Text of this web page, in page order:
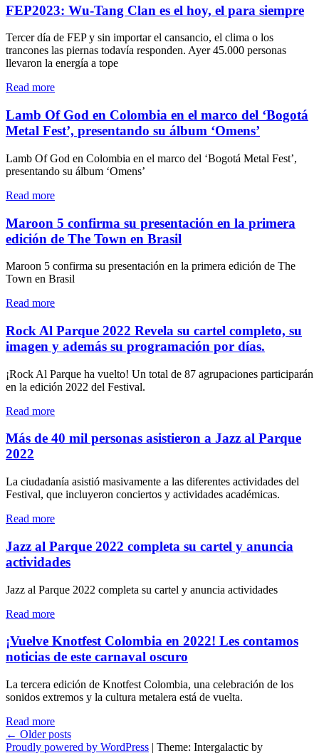
DIGA
EL
DEDO
EN
VIBORAL
ROCK
2023"
FEP2023: Wu-Tang Clan es el hoy, el para siempre
Tercer día de FEP y sin importar el cansancio, el clima o los
trancones las piernas todavía responden. Ayer 45.000 personas
llevaron la energía a tope
Read more"FEP2023:
Tang
Clan
es
hoy,
el
siempre"
Lamb Of God en Colombia en el marco del ‘Bogotá
Metal Fest’, presentando su álbum ‘Omens’
Lamb Of God en Colombia en el marco del ‘Bogotá Metal Fest’,
presentando su álbum ‘Omens’
Read more"Lamb
God
en
Colombia
el
marco
‘Bogotá
Fest’,
presentando
álbum
‘Omens’"
Maroon 5 confirma su presentación en la primera
edición de The Town en Brasil
Maroon 5 confirma su presentación en la primera edición de The
Town en Brasil
Read more"Maroon
confirma
su
presentación
la
primera
de
Town
Rock Al Parque 2022 Revela su cartel completo, su
imagen y además su programación por días.
¡Rock Al Parque ha vuelto! Un total de 87 agrupaciones participarán
en la edición 2022 del Festival.
Read more"Rock
Parque
su
cartel
completo,
imagen
además
su
por
Más de 40 mil personas asistieron a Jazz al Parque
2022
La ciudadanía asistió masivamente a las diferentes actividades del
Festival, que incluyeron conciertos y actividades académicas.
Read more"Más
40
mil
personas
a
al
2022"
Jazz al Parque 2022 completa su cartel y anuncia
actividades
Jazz al Parque 2022 completa su cartel y anuncia actividades
Read more"Jazz
Parque
2022
completa
cartel
y
actividades"
¡Vuelve Knotfest Colombia en 2022! Les contamos
noticias de este carnaval oscuro
La tercera edición de Knotfest Colombia, una celebración de los
sonidos extremos y la cultura metalera está de vuelta.
Read more"¡Vuelve
Knotfest
Colombia
Posts
← Older posts
Proudly powered by WordPress | Theme: Intergalactic by